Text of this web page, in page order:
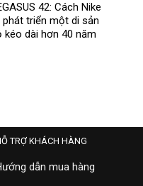
42: Cách Nike
triển một di sản
kéo dài hơn 40 năm
TRỢ KHÁCH HÀNG
dẫn mua hàng